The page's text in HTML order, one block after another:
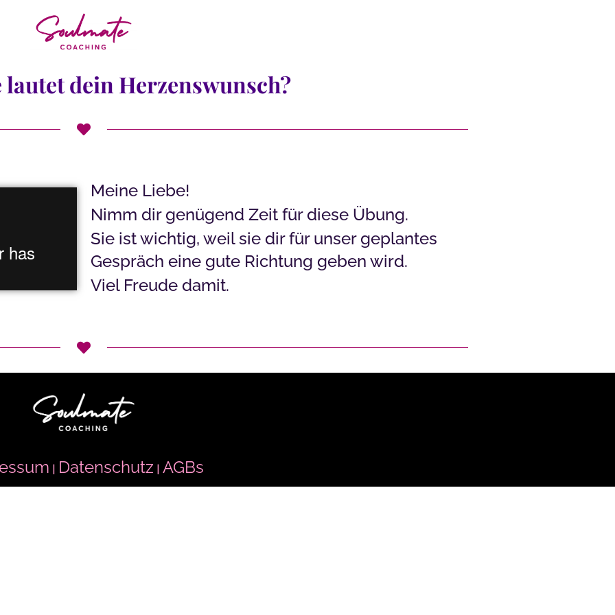
dein Herzenswunsch?
Meine Liebe!
Nimm dir genügend Zeit für diese Übung.
Sie ist wichtig, weil sie dir für unser geplantes
Gespräch eine gute Richtung geben wird.
Viel Freude damit.
| Datenschutz | AGBs